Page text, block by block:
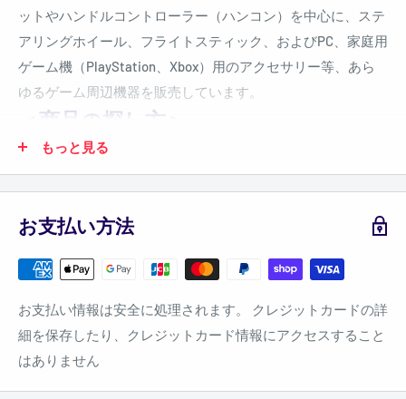
ットやハンドルコントローラー（ハンコン）を中心に、ステ
アリングホイール、フライトスティック、およびPC、家庭用
ゲーム機（PlayStation、Xbox）用のアクセサリー等、あら
ゆるゲーム周辺機器を販売しています。
＜商品の探し方＞
入れて検索してください。取り扱い商品の中からキーワー
ドに関連した商品の一覧が表示されます。
左側にある商品カテゴリーの中から、ご興味をお持ちの商
品カテゴリーをクリックするとそのカテゴリーに該当する
もっと見る
お支払い方法
お支払い情報は安全に処理されます。 クレジットカードの詳
細を保存したり、クレジットカード情報にアクセスすること
はありません